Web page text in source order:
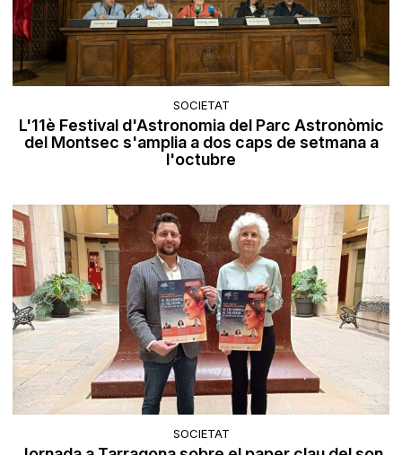
SOCIETAT
L'11è Festival d'Astronomia del Parc Astronòmic
del Montsec s'amplia a dos caps de setmana a
l'octubre
SOCIETAT